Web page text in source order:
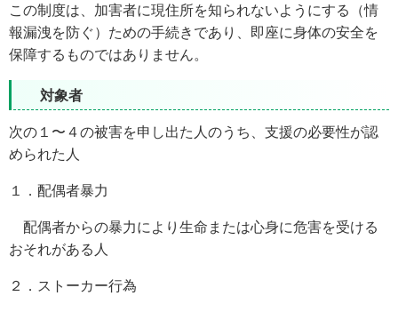
この制度は、加害者に現住所を知られないようにする（情
報漏洩を防ぐ）ための手続きであり、
即座に身体の安全を
保障するものではありません。
対象者
次の１〜４の被害を申し出た人のうち、支援の必要性が認
められた人
１．配偶者暴力
配偶者からの暴力により生命または心身に危害を受ける
おそれがある人
２．ストーカー行為